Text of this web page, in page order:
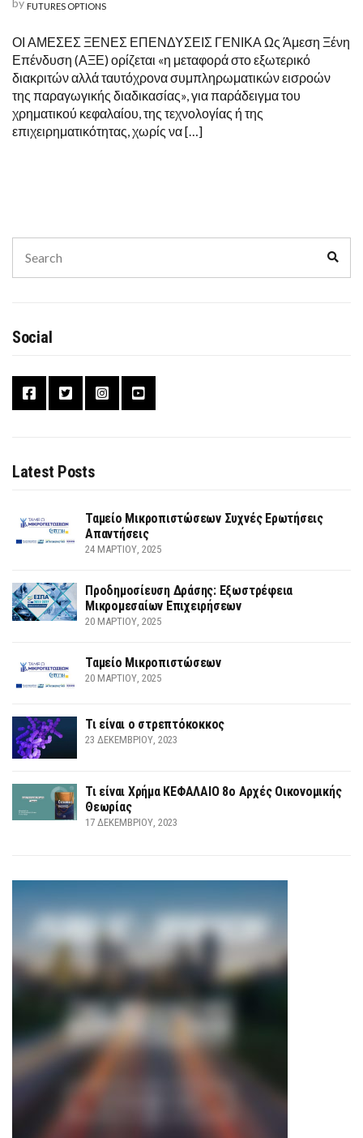
FUTURES OPTIONS
ΟΙ ΑΜΕΣΕΣ ΞΕΝΕΣ ΕΠΕΝΔΥΣΕΙΣ ΓΕΝΙΚΑ Ως Άμεση Ξένη
Επένδυση (ΑΞΕ) ορίζεται «η μεταφορά στο εξωτερικό
διακριτών αλλά ταυτόχρονα συμπληρωματικών εισροών
της παραγωγικής διαδικασίας», για παράδειγμα του
χρηματικού κεφαλαίου, της τεχνολογίας ή της
επιχειρηματικότητας, χωρίς να […]
for:
Social
Latest Posts
Ταμείο Μικροπιστώσεων Συχνές Ερωτήσεις
Απαντήσεις
24 ΜΑΡΤΊΟΥ, 2025
Προδημοσίευση Δράσης: Εξωστρέφεια
Μικρομεσαίων Επιχειρήσεων
20 ΜΑΡΤΊΟΥ, 2025
Ταμείο Μικροπιστώσεων
20 ΜΑΡΤΊΟΥ, 2025
Τι είναι ο στρεπτόκοκκος
23 ΔΕΚΕΜΒΡΊΟΥ, 2023
Τι είναι Χρήμα ΚΕΦΑΛΑΙΟ 8ο Αρχές Οικονομικής
Θεωρίας
17 ΔΕΚΕΜΒΡΊΟΥ, 2023